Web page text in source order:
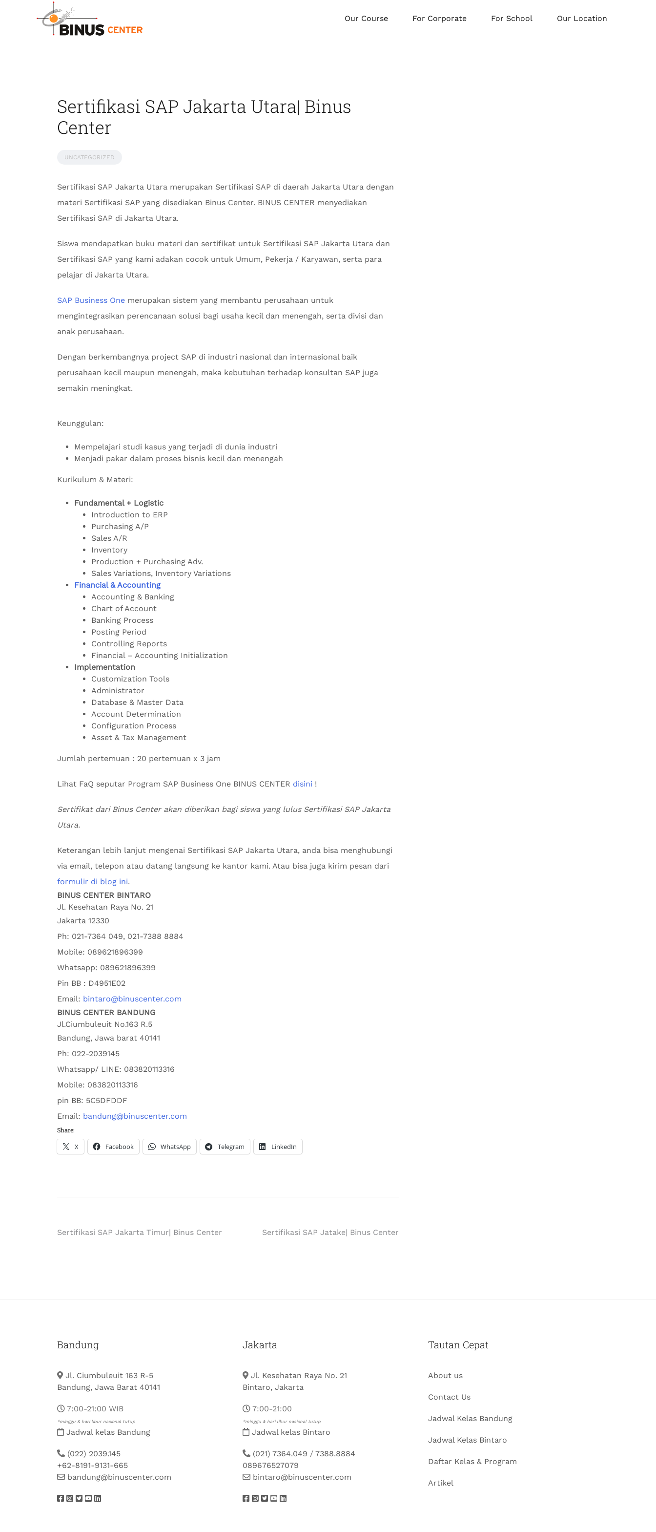
Our Course For Corporate For School Our Location
Sertifikasi SAP Jakarta Utara| Binus
Center
UNCATEGORIZED
Sertifikasi SAP Jakarta Utara merupakan Sertifikasi SAP di daerah Jakarta Utara dengan
materi Sertifikasi SAP yang disediakan Binus Center. BINUS CENTER menyediakan
Sertifikasi SAP di Jakarta Utara.
Siswa mendapatkan buku materi dan sertifikat untuk Sertifikasi SAP Jakarta Utara dan
Sertifikasi SAP yang kami adakan cocok untuk Umum, Pekerja / Karyawan, serta para
pelajar di Jakarta Utara.
SAP Business One merupakan sistem yang membantu perusahaan untuk
mengintegrasikan perencanaan solusi bagi usaha kecil dan menengah, serta divisi dan
anak perusahaan.
Dengan berkembangnya project SAP di industri nasional dan internasional baik
perusahaan kecil maupun menengah, maka kebutuhan terhadap konsultan SAP juga
semakin meningkat.
Keunggulan:
Mempelajari studi kasus yang terjadi di dunia industri
Menjadi pakar dalam proses bisnis kecil dan menengah
Kurikulum & Materi:
Fundamental + Logistic
Introduction to ERP
Purchasing A/P
Sales A/R
Inventory
Production + Purchasing Adv.
Sales Variations, Inventory Variations
Financial & Accounting
Accounting & Banking
Chart of Account
Banking Process
Posting Period
Controlling Reports
Financial – Accounting Initialization
Implementation
Customization Tools
Administrator
Database & Master Data
Account Determination
Configuration Process
Asset & Tax Management
Jumlah pertemuan : 20 pertemuan x 3 jam
Lihat FaQ seputar Program SAP Business One BINUS CENTER disini !
Sertifikat dari Binus Center akan diberikan bagi siswa yang lulus Sertifikasi SAP Jakarta
Utara.
Keterangan lebih lanjut mengenai Sertifikasi SAP Jakarta Utara, anda bisa menghubungi
via email, telepon atau datang langsung ke kantor kami. Atau bisa juga kirim pesan dari
formulir di blog ini.
BINUS CENTER BINTARO
Jl. Kesehatan Raya No. 21
Jakarta 12330
Ph: 021-7364 049, 021-7388 8884
Mobile: 089621896399
Whatsapp: 089621896399
Pin BB : D4951E02
Email: bintaro@binuscenter.com
BINUS CENTER BANDUNG
Jl.Ciumbuleuit No.163 R.5
Bandung, Jawa barat 40141
Ph: 022-2039145
Whatsapp/ LINE: 083820113316
Mobile: 083820113316
pin BB: 5C5DFDDF
Email: bandung@binuscenter.com
Share:
X Facebook WhatsApp Telegram LinkedIn
Sertifikasi SAP Jakarta Timur| Binus Center Sertifikasi SAP Jatake| Binus Center
Bandung
Jl. Ciumbuleuit 163 R-5
Bandung, Jawa Barat 40141
7:00-21:00 WIB
*minggu & hari libur nasional tutup
Jadwal kelas Bandung
(022) 2039.145
+62-8191-9131-665
bandung@binuscenter.com
Jakarta
Jl. Kesehatan Raya No. 21
Bintaro, Jakarta
7:00-21:00
*minggu & hari libur nasional tutup
Jadwal kelas Bintaro
(021) 7364.049 / 7388.8884
089676527079
bintaro@binuscenter.com
Tautan Cepat
About us
Contact Us
Jadwal Kelas Bandung
Jadwal Kelas Bintaro
Daftar Kelas & Program
Artikel